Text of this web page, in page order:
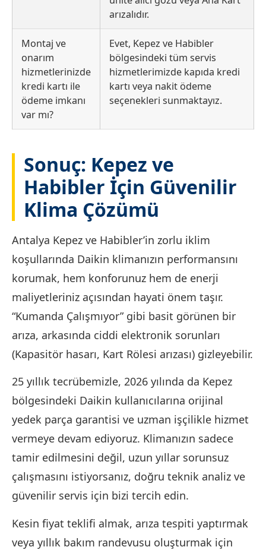
arızalıdır.
Montaj ve
onarım
hizmetlerinizde
kredi kartı ile
ödeme imkanı
var mı?
Evet, Kepez ve Habibler
bölgesindeki tüm servis
hizmetlerimizde kapıda kredi
kartı veya nakit ödeme
seçenekleri sunmaktayız.
Sonuç: Kepez ve
Habibler İçin Güvenilir
Klima Çözümü
Antalya Kepez ve Habibler’in zorlu iklim
koşullarında Daikin klimanızın performansını
korumak, hem konforunuz hem de enerji
maliyetleriniz açısından hayati önem taşır.
“Kumanda Çalışmıyor” gibi basit görünen bir
arıza, arkasında ciddi elektronik sorunları
(Kapasitör hasarı, Kart Rölesi arızası) gizleyebilir.
25 yıllık tecrübemizle, 2026 yılında da Kepez
bölgesindeki Daikin kullanıcılarına orijinal
yedek parça garantisi ve uzman işçilikle hizmet
vermeye devam ediyoruz. Klimanızın sadece
tamir edilmesini değil, uzun yıllar sorunsuz
çalışmasını istiyorsanız, doğru teknik analiz ve
güvenilir servis için bizi tercih edin.
Kesin fiyat teklifi almak, arıza tespiti yaptırmak
veya yıllık bakım randevusu oluşturmak için